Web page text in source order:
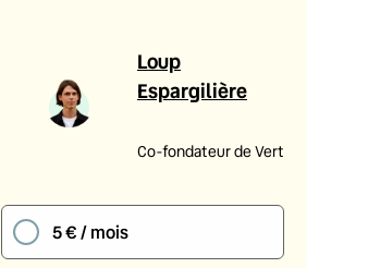
Loup
Espargilière
Co-fondateur de Vert
5 € / mois